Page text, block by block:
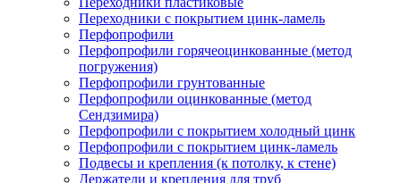
Переходники с покрытием цинк-ламель
Перфопрофили
Перфопрофили горячеоцинкованные (метод
погружения)
Перфопрофили грунтованные
Перфопрофили оцинкованные (метод
Сендзимира)
Перфопрофили с покрытием холодный цинк
Перфопрофили с покрытием цинк-ламель
Подвесы и крепления (к потолку, к стене)
Держатели и крепления для труб